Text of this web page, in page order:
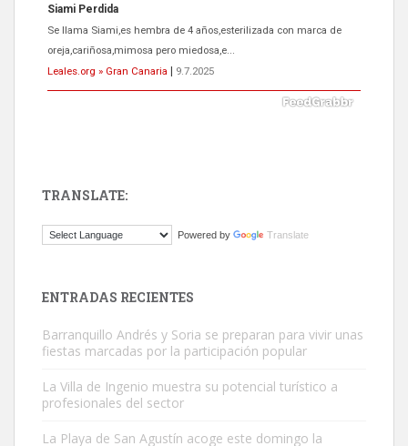
Siami Perdida
Se llama Siami,es hembra de 4 años,esterilizada con marca de
oreja,cariñosa,mimosa pero miedosa,e...
Leales.org » Gran Canaria
9.7.2025
El ayuntamiento se va a llevar a Los Gatos callejeros de la zona los
TRANSLATE:
Powered by Translate
ENTRADAS RECIENTES
Barranquillo Andrés y Soria se preparan para vivir unas
fiestas marcadas por la participación popular
La Villa de Ingenio muestra su potencial turístico a
profesionales del sector
La Playa de San Agustín acoge este domingo la